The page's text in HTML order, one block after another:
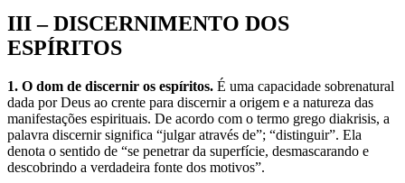
III – DISCERNIMENTO DOS
ESPÍRITOS
1. O dom de discernir os espíritos. É uma capacidade sobrenatural
dada por Deus ao crente para discernir a origem e a natureza das
manifestações espirituais. De acordo com o termo grego diakrisis, a
palavra discernir significa “julgar através de”; “distinguir”. Ela
denota o sentido de “se penetrar da superfície, desmascarando e
descobrindo a verdadeira fonte dos motivos”.